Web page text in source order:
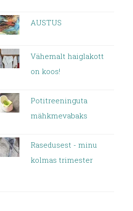
AUSTUS
Vähemalt haiglakott
on koos!
Potitreeninguta
mähkmevabaks
Rasedusest - minu
kolmas trimester